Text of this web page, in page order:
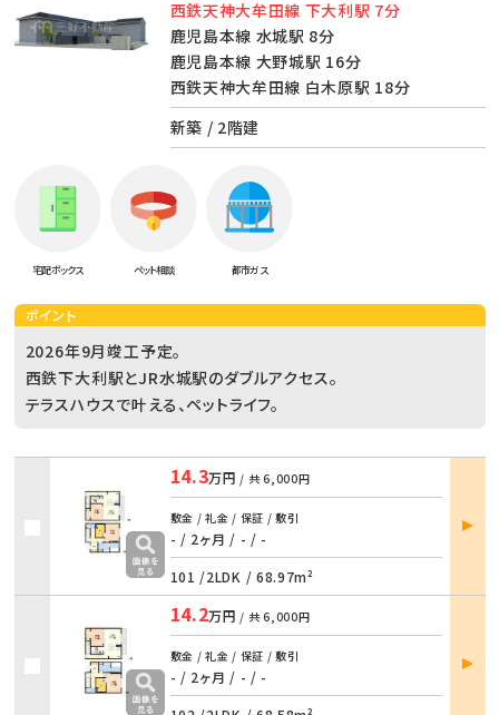
西鉄天神大牟田線 下大利駅 7分
鹿児島本線 水城駅 8分
鹿児島本線 大野城駅 16分
西鉄天神大牟田線 白木原駅 18分
新築 / 2階建
宅配ボックス ペット相談 都市ガス
ポイント
2026年9月竣工予定。
西鉄下大利駅とJR水城駅のダブルアクセス。
テラスハウスで叶える、ペットライフ。
14.3万円 / 共6,000円
敷金 / 礼金 / 保証 / 敷引
- / 2ヶ月 / - / -
101 /2LDK / 68.97m²
部屋
詳細
14.2万円 / 共6,000円
敷金 / 礼金 / 保証 / 敷引
- / 2ヶ月 / - / -
部屋
詳細